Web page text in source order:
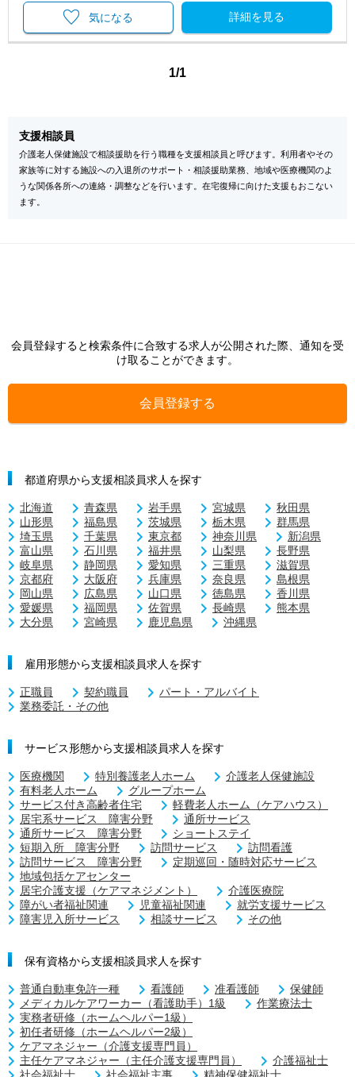
詳細を見る
気になる
1/1
支援相談員
介護老人保健施設で相談援助を行う職種を支援相談員と呼びます。利用者やその
家族等に対する施設への入退所のサポート・相談援助業務、地域や医療機関のよ
うな関係各所への連絡・調整などを行います。在宅復帰に向けた支援もおこない
ます。
会員登録すると検索条件に合致する求人が公開された際、通知を受
け取ることができます。
会員登録する
都道府県から支援相談員求人を探す
北海道 青森県 岩手県 宮城県
秋田県
山形県
福島県 茨城県 栃木県
群馬県
埼玉県
千葉県 東京都 神奈川県
新潟県
富山県
石川県 福井県 山梨県
長野県
岐阜県
静岡県 愛知県 三重県
滋賀県
京都府
大阪府 兵庫県 奈良県
島根県
岡山県
広島県 山口県 徳島県
香川県
愛媛県
福岡県 佐賀県 長崎県
熊本県
大分県
宮崎県 鹿児島県 沖縄県
雇用形態から支援相談員求人を探す
正職員 契約職員
パート・アルバイト
業務委託・その他
サービス形態から支援相談員求人を探す
医療機関 特別養護老人ホーム
介護老人保健施設
有料老人ホーム
グループホーム
サービス付き高齢者住宅
軽費老人ホーム（ケアハウス）
居宅系サービス 障害分野
通所サービス
通所サービス 障害分野
ショートステイ
短期入所 障害分野
訪問サービス
訪問看護
訪問サービス 障害分野
定期巡回・随時対応サービス
地域包括ケアセンター
居宅介護支援（ケアマネジメント）
介護医療院
障がい者福祉関連
児童福祉関連
就労支援サービス
障害児入所サービス
相談サービス その他
保有資格から支援相談員求人を探す
普通自動車免許一種 看護師 准看護師
保健師
メディカルケアワーカー（看護助手）1級
作業療法士
実務者研修（ホームヘルパー1級）
初任者研修（ホームヘルパー2級）
ケアマネジャー（介護支援専門員）
主任ケアマネジャー（主任介護支援専門員）
介護福祉士